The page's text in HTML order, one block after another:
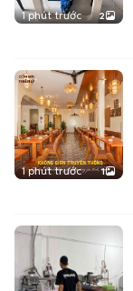
1 phút trước 2
1 phút trước 1